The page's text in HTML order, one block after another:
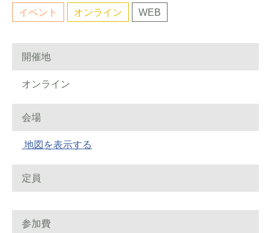
イベント オンライン WEB
開催地
オンライン
会場
地図を表示する
定員
参加費